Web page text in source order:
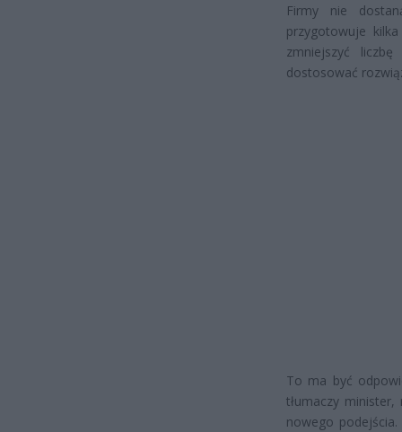
Firmy nie
przygotowuje
zmniejszyć
dostosować
To ma być
tłumaczy
nowego